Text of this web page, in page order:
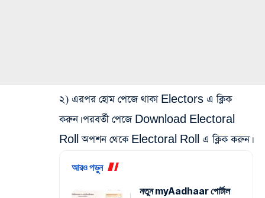
২) এরপর হোম পেজে থাকা Electors এ ক্লিক
করুন। পরবর্তী পেজে Download Electoral
Roll অপশন থেকে Electoral Roll এ ক্লিক করুন।
আরও পড়ুন
নতুন myAadhaar পোর্টাল